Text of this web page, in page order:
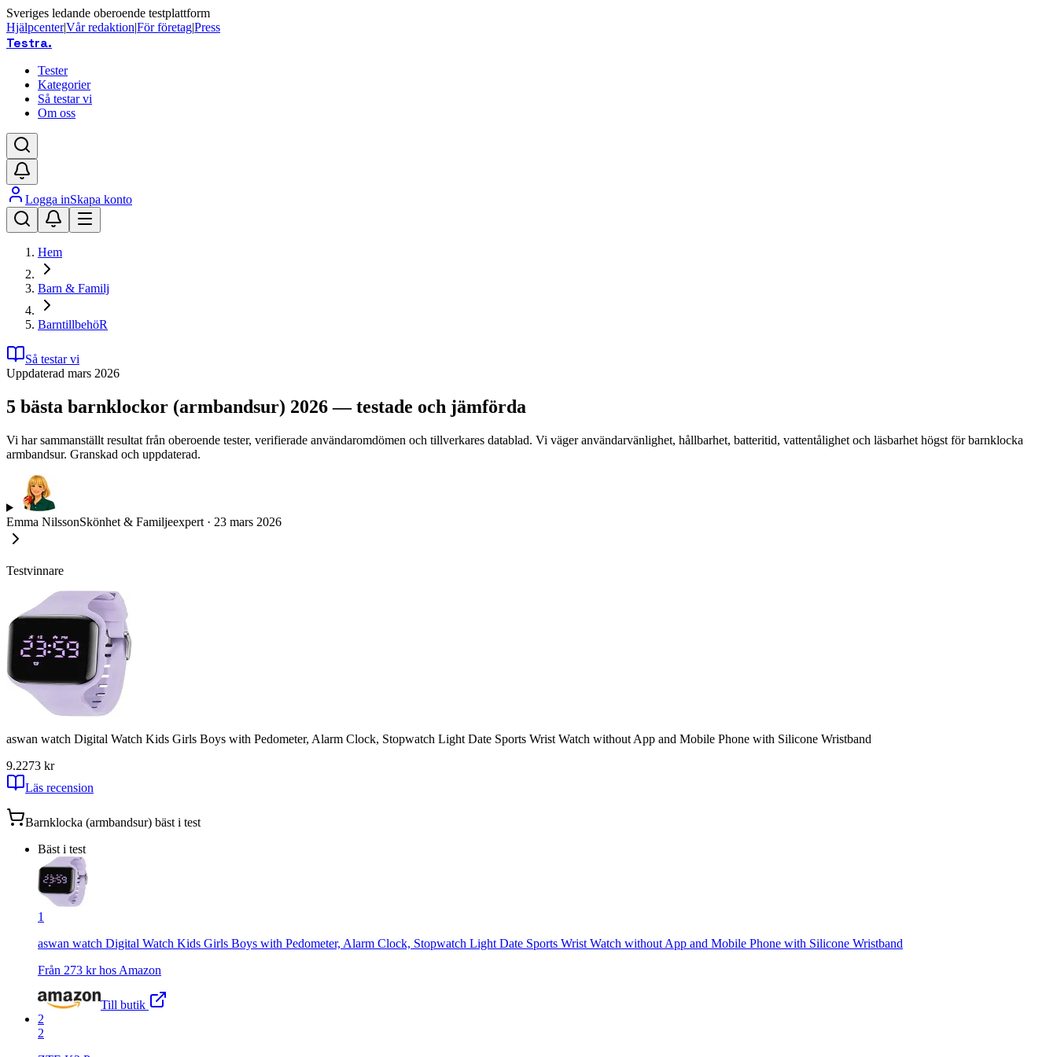
Sveriges ledande oberoende testplattform
Hjälpcenter|Vår redaktion|För företag|Press
Testra.
Tester
Kategorier
Så testar vi
Om oss
Logga inSkapa konto
Hem
Barn & Familj
BarntillbehöR
Så testar vi
Uppdaterad mars 2026
5 bästa barnklockor (armbandsur) 2026 — testade och jämförda
Vi har sammanställt resultat från oberoende tester, verifierade användaromdömen och tillverkares datablad. Vi väger användarvänlighet, hållbarhet, batteritid, vattentålighet och läsbarhet högst för barnklocka
armbandsur. Granskad och uppdaterad.
Emma NilssonSkönhet & Familjeexpert · 23 mars 2026
Testvinnare
aswan watch Digital Watch Kids Girls Boys with Pedometer, Alarm Clock, Stopwatch Light Date Sports Wrist Watch without App and Mobile Phone with Silicone Wristband
9.2273 kr
Läs recension
Barnklocka (armbandsur) bäst i test
Bäst i test
1
aswan watch Digital Watch Kids Girls Boys with Pedometer, Alarm Clock, Stopwatch Light Date Sports Wrist Watch without App and Mobile Phone with Silicone Wristband
Från 273 kr hos Amazon
Till butik
2
2